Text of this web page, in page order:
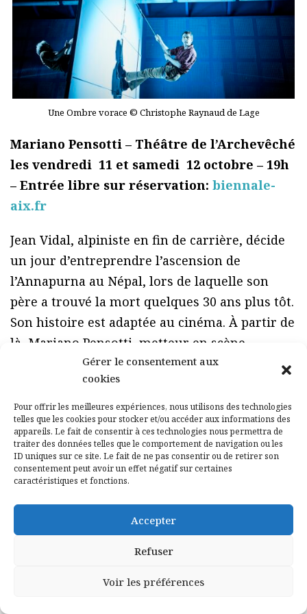
Gérer le consentement aux
cookies
Pour offrir les meilleures expériences, nous utilisons des technologies
telles que les cookies pour stocker et/ou accéder aux informations des
appareils. Le fait de consentir à ces technologies nous permettra de
traiter des données telles que le comportement de navigation ou les
ID uniques sur ce site. Le fait de ne pas consentir ou de retirer son
consentement peut avoir un effet négatif sur certaines
caractéristiques et fonctions.
Accepter
Refuser
Voir les préférences
Une Ombre vorace © Christophe Raynaud de Lage
Mariano Pensotti – Théâtre de l’Archevêché
les vendredi 11 et samedi 12 octobre – 19h
– Entrée libre sur réservation: biennale-
aix.fr
Jean Vidal, alpiniste en fin de carrière, décide
un jour d’entreprendre l’ascension de
l’Annapurna au Népal, lors de laquelle son
père a trouvé la mort quelques 30 ans plus tôt.
Son histoire est adaptée au cinéma. À partir de
là, Mariano Pensotti, metteur en scène,
réalisateur et fondateur du Grupo Marea
entremêle les niveaux de fiction à travers les
monologues de Vidal et de Roux, l’acteur
choisi pour jouer son rôle et qui parle lui-
même de son père.
Atelier de danse géant